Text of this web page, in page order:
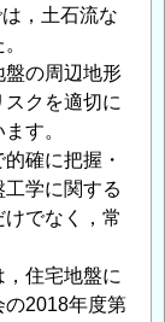
，土石流な
盤の周辺地形
クを適切に
す。
確に把握・
学に関する
でなく，常
住宅地盤に
の2018年度第